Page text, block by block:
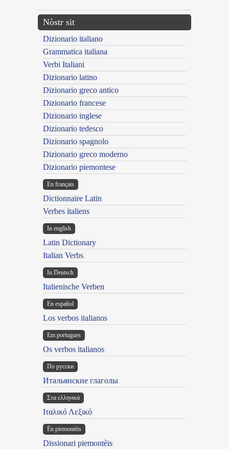
Nòstr sit
Dizionario italiano
Grammatica italiana
Verbi Italiani
Dizionario latino
Dizionario greco antico
Dizionario francese
Dizionario inglese
Dizionario tedesco
Dizionario spagnolo
Dizionario greco moderno
Dizionario piemontese
En français
Dictionnaire Latin
Verbes italiens
In english
Latin Dictionary
Italian Verbs
In Deutsch
Italienische Verben
En español
Los verbos italianos
Em portugues
Os verbos italianos
По русски
Итальянские глаголы
Στα ελληνικά
Ιταλικό Λεξικό
Ën piemontèis
Dissionari piemontèis